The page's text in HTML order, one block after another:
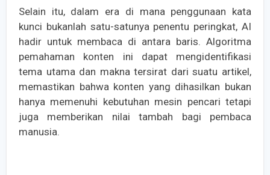
Selain itu, dalam era di mana penggunaan kata
kunci bukanlah satu-satunya penentu peringkat, AI
hadir untuk membaca di antara baris. Algoritma
pemahaman konten ini dapat mengidentifikasi
tema utama dan makna tersirat dari suatu artikel,
memastikan bahwa konten yang dihasilkan bukan
hanya memenuhi kebutuhan mesin pencari tetapi
juga memberikan nilai tambah bagi pembaca
manusia.